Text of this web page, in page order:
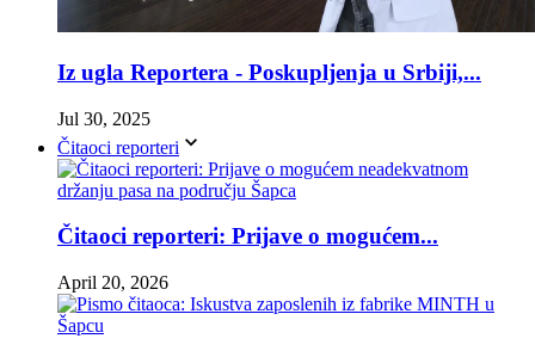
Iz ugla Reportera - Poskupljenja u Srbiji,...
Jul 30, 2025
Čitaoci reporteri
Čitaoci reporteri: Prijave o mogućem...
April 20, 2026